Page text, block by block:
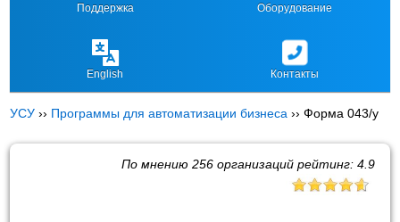
Поддержка Оборудование
English Контакты
УСУ ›› Программы для автоматизации бизнеса ››Форма 043/у
По мнению 256организаций рейтинг: 4.9